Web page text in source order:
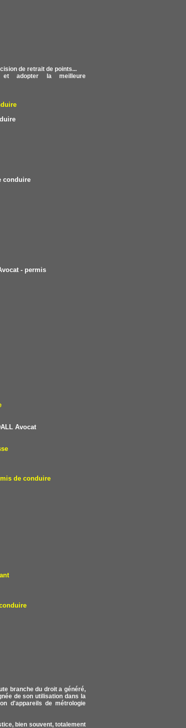
de retrait de points...
adopter la meilleure
conduire
- permis
Avocat
de conduire
branche du droit a généré,
de son utilisation dans la
d'appareils de métrologie
bien souvent, totalement